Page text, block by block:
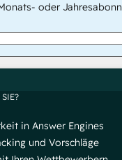
oder
in Answer Engines
und Vorschläge